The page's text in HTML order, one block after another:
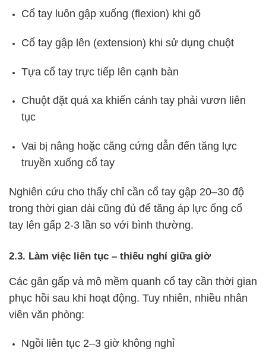
Cổ tay luôn gập xuống (flexion) khi gõ
Cổ tay gập lên (extension) khi sử dụng chuột
Tựa cổ tay trực tiếp lên cạnh bàn
Chuột đặt quá xa khiến cánh tay phải vươn liên
tục
Vai bị nâng hoặc căng cứng dẫn đến tăng lực
truyền xuống cổ tay
Nghiên cứu cho thấy chỉ cần cổ tay gập 20–30 độ
trong thời gian dài cũng đủ để tăng áp lực ống cổ
tay lên gấp 2-3 lần so với bình thường.
2.3. Làm việc liên tục – thiếu nghỉ giữa giờ
Các gân gấp và mô mềm quanh cổ tay cần thời gian
phục hồi sau khi hoạt động. Tuy nhiên, nhiều nhân
viên văn phòng:
Ngồi liên tục 2–3 giờ không nghỉ